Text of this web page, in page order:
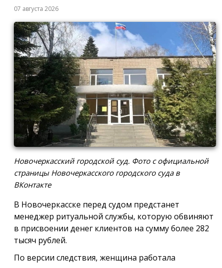
07 августа 2026
Новочеркасский городской суд. Фото с официальной
страницы Новочеркасского городского суда в
ВКонтакте
В Новочеркасске перед судом предстанет
менеджер ритуальной службы, которую обвиняют
в присвоении денег клиентов на сумму более 282
тысяч рублей.
По версии следствия, женщина работала